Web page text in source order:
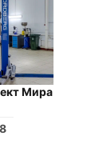
Мира